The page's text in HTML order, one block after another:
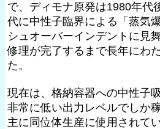
で、ディモナ原発は1980年代
代に中性子臨界による「蒸気
シュオーバーインデントに見
修理が完了するまで長年にわ
た。
現在は、格納容器への中性子
非常に低い出力レベルでしか
主に同位体生産に使用されて